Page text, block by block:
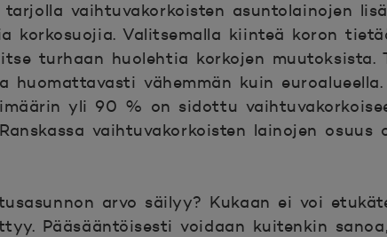
vaihtuvakorkoisten asuntolainojen
korkosuojia. Valitsemalla kiinteä koron
turhaan huolehtia korkojen muutoksista.
huomattavasti vähemmän kuin euroalueella.
yli 90 % on sidottu
vaihtuvakorkoisten lainojen osuus
arvo säilyy? Kukaan ei voi
Pääsääntöisesti voidaan kuitenkin